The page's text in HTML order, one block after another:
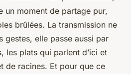
un moment de partage pur,
brûlées. La transmission ne
gestes, elle passe aussi par
les plats qui parlent d’ici et
de racines. Et pour que ce